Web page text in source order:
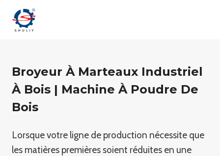
Broyeur À Marteaux Industriel
À Bois | Machine À Poudre De
Bois
Lorsque votre ligne de production nécessite que
les matières premières soient réduites en une